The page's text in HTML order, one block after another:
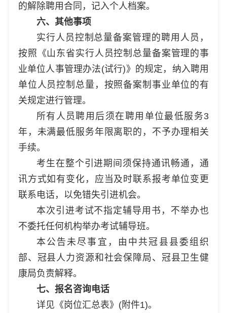
的解除聘用合同，记入个人档案。
六、其他事项
实行人员控制总量备案管理的聘用人员，
按照《山东省实行人员控制总量备案管理的事
业单位人事管理办法(试行)》的规定，纳入聘用
单位人员控制总量，按照备案制事业单位的有
关规定进行管理。
所有人员聘用后须在聘用单位最低服务3
年，未满最低服务年限离职的，不予办理相关
手续。
考生在整个引进期间须保持通讯畅通，通
讯方式如有变化，应当及时联系报考单位变更
联系电话，以免错失引进机会。
本次引进考试不指定辅导用书，不举办也
不委托任何机构举办考试辅导班。
本公告未尽事宜，由中共冠县县委组织
部、冠县人力资源和社会保障局、冠县卫生健
康局负责解释。
七、报名咨询电话
详见《岗位汇总表》(附件1)。